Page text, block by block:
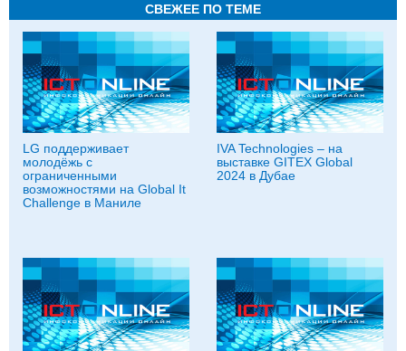
СВЕЖЕЕ ПО ТЕМЕ
LG поддерживает
молодёжь с
ограниченными
возможностями на Global It
Challenge в Маниле
IVA Technologies – на
выставке GITEX Global
2024 в Дубае